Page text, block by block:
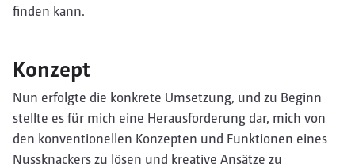
finden kann.
Konzept
Nun erfolgte die konkrete Umsetzung, und zu Beginn
stellte es für mich eine Herausforderung dar, mich von
den konventionellen Konzepten und Funktionen eines
Nussknackers zu lösen und kreative Ansätze zu